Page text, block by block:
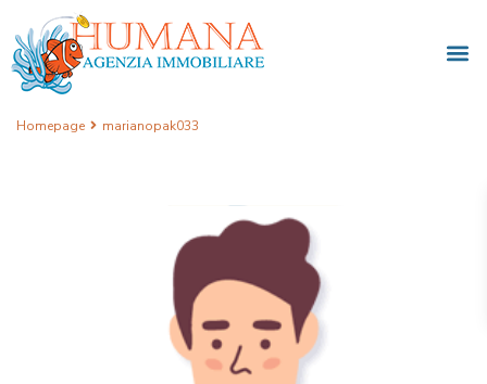
Homepage marianopak033